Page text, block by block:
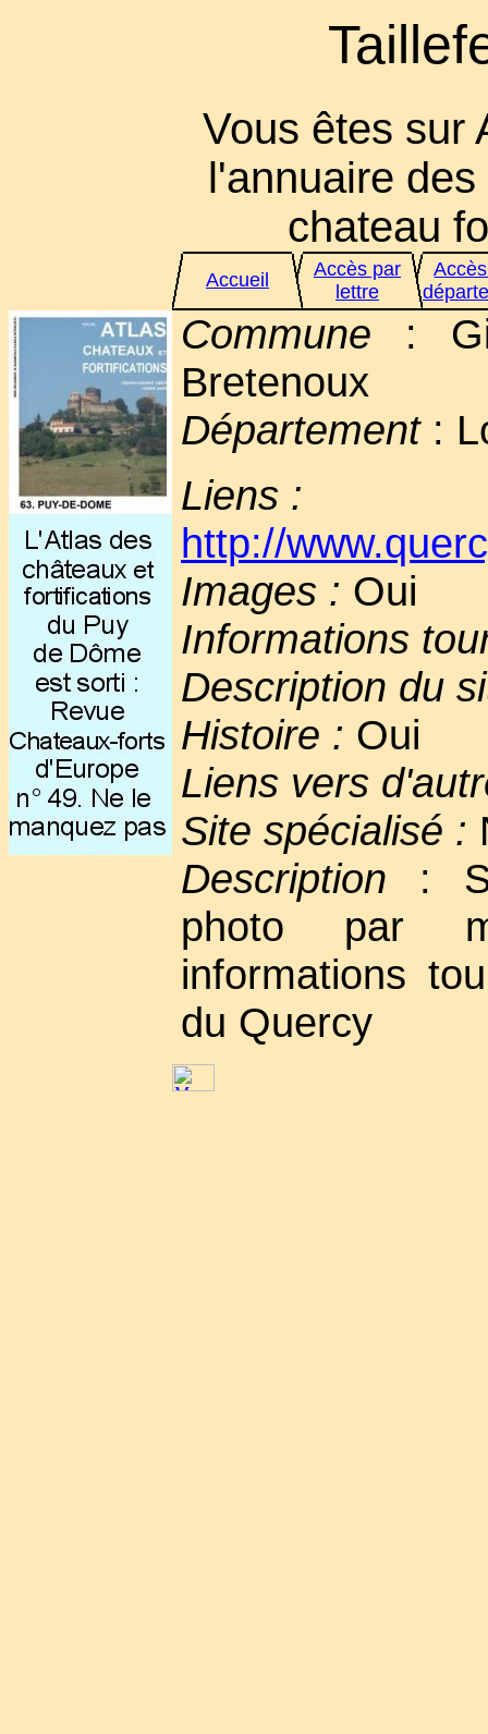
Vous êtes sur
l'annuaire
chateau
Accueil
Accès par
lettre
Commune :
Bretenoux
Département:
Liens :
http://
Images : Oui
Informations
Description du
Histoire : Oui
Liens vers
Site spécialisé :
Description :
photo par
informations
du Quercy